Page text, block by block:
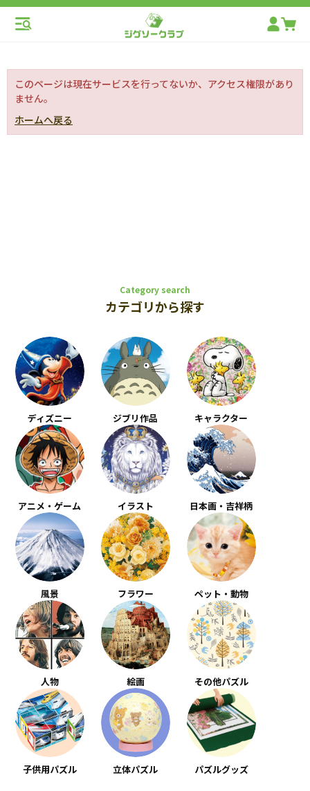
このページは現在サービスを行ってないか、アクセス権限があり
ません。
ホームへ戻る
Category search
カテゴリから探す
ディズニー ジブリ作品 キャラクター
アニメ・ゲーム イラスト 日本画・吉祥柄
風景 フラワー ペット・動物
人物 絵画 その他パズル
子供用パズル 立体パズル パズルグッズ